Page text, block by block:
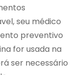
seu médico
preventivo
for usada na
ser necessário